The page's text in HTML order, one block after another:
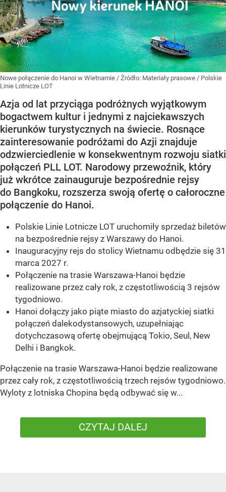
Nowe połączenie do Hanoi w Wietnamie / Źródło: Materiały prasowe / Polskie
Linie Lotnicze LOT
Azja od lat przyciąga podróżnych wyjątkowym
bogactwem kultur i jednymi z najciekawszych
kierunków turystycznych na świecie. Rosnące
zainteresowanie podróżami do Azji znajduje
odzwierciedlenie w konsekwentnym rozwoju siatki
połączeń PLL LOT. Narodowy przewoźnik, który
już wkrótce zainauguruje bezpośrednie rejsy
do Bangkoku, rozszerza swoją ofertę o całoroczne
połączenie do Hanoi.
Polskie Linie Lotnicze LOT uruchomiły sprzedaż biletów
na bezpośrednie rejsy z Warszawy do Hanoi.
Inauguracyjny rejs do stolicy Wietnamu odbędzie się 31
marca 2027 r.
Połączenie na trasie Warszawa-Hanoi będzie
realizowane przez cały rok, z częstotliwością 3 rejsów
tygodniowo.
Hanoi dołączy jako piąte miasto do azjatyckiej siatki
połączeń dalekodystansowych, uzupełniając
dotychczasową ofertę obejmującą Tokio, Seul, New
Delhi i Bangkok.
Połączenie na trasie Warszawa-Hanoi będzie realizowane
przez cały rok, z częstotliwością trzech rejsów tygodniowo.
Wyloty z lotniska Chopina będą odbywać się w...
CZYTAJ DALEJ